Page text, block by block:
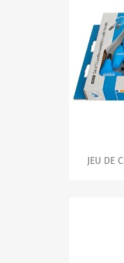
JEU DE